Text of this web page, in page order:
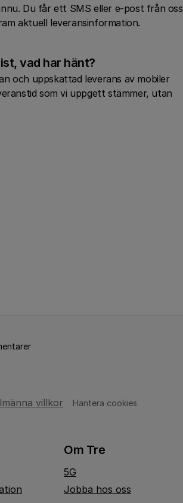
Du får ett SMS eller e-post från oss
aktuell leveransinformation.
vad har hänt?
och uppskattad leverans av mobiler
som vi uppgett stämmer, utan
villkor Hantera cookies
Om Tre
5G
Jobba hos oss